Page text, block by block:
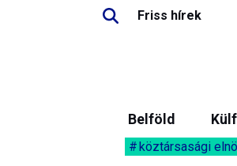
Friss hírek
Belföld
köztársasági